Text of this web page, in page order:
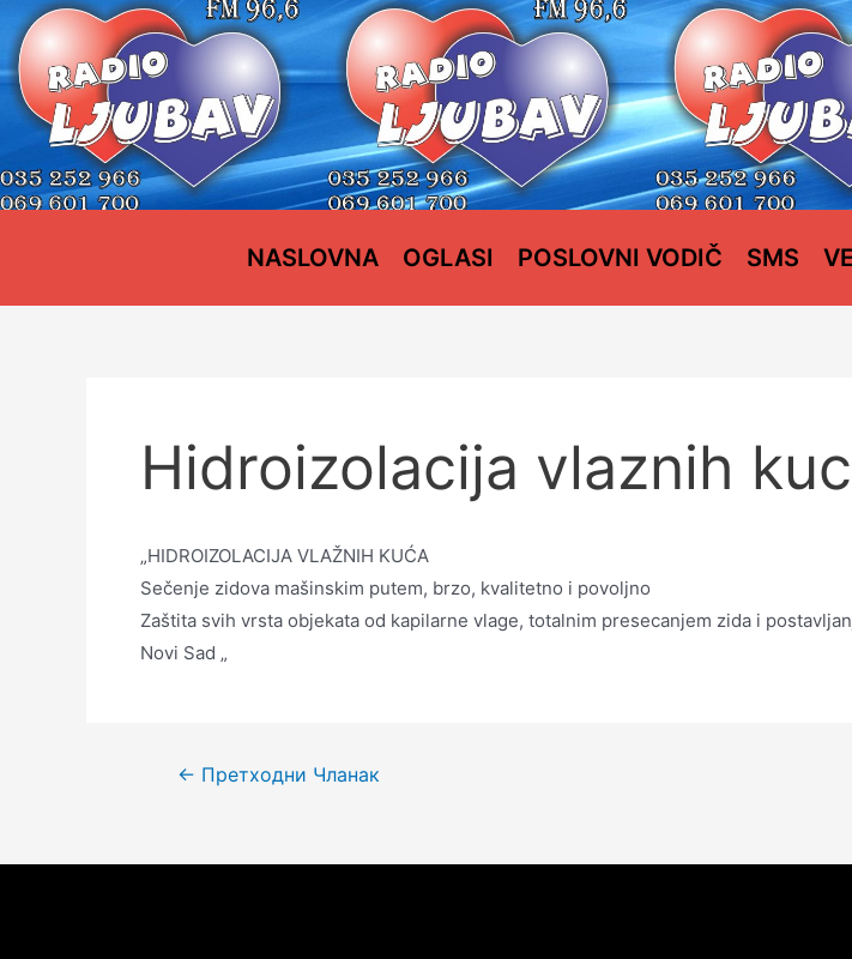
Пређи
на
садржај
NASLOVNA OGLASI POSLOVNI VODIČ SMS
Hidroizolacija vlaznih
„HIDROIZOLACIJA VLAŽNIH KUĆA
Sečenje zidova mašinskim putem, brzo, kvalitetno i povoljno
Zaštita svih vrsta objekata od kapilarne vlage, totalnim presecanjem zida i
Novi Sad „
Кретање
← Претходни Чланак